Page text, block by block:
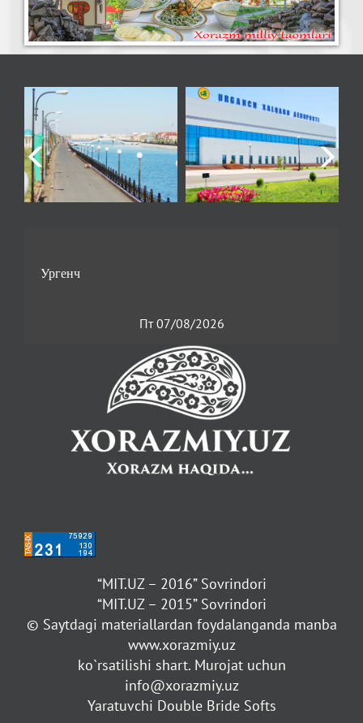
Пт 07/08/2026
“MIT.UZ – 2016” Sovrindori
“MIT.UZ – 2015” Sovrindori
© Saytdagi materiallardan foydalanganda manba
www.xorazmiy.uz
ko`rsatilishi shart. Murojat uchun
info@xorazmiy.uz
Yaratuvchi Double Bride Softs